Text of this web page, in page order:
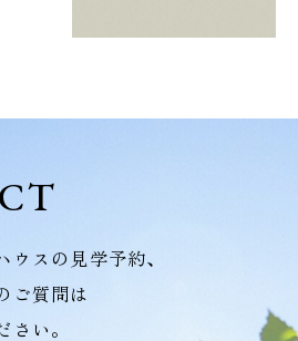
スの見学予約、
ご質問は
い。